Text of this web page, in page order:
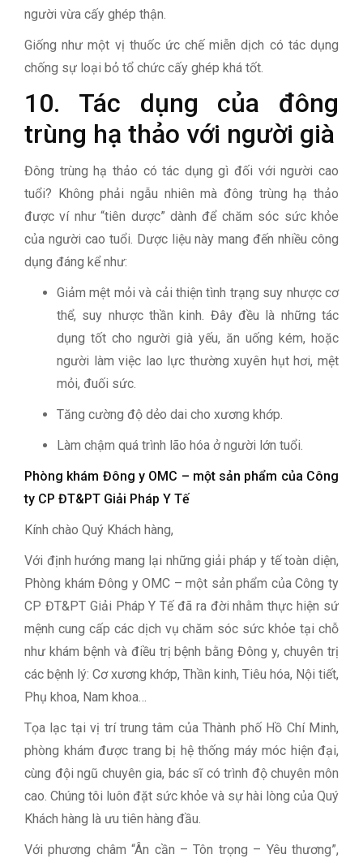
người vừa cấy ghép thận.
Giống như một vị thuốc ức chế miễn dịch có tác dụng
chống sự loại bỏ tổ chức cấy ghép khá tốt.
10. Tác dụng của đông
trùng hạ thảo với người già
Đông trùng hạ thảo có tác dụng gì đối với người cao
tuổi? Không phải ngẫu nhiên mà đông trùng hạ thảo
được ví như “tiên dược” dành để chăm sóc sức khỏe
của người cao tuổi. Dược liệu này mang đến nhiều công
dụng đáng kể như:
Giảm mệt mỏi và cải thiện tình trạng suy nhược cơ
thể, suy nhược thần kinh. Đây đều là những tác
dụng tốt cho người già yếu, ăn uống kém, hoặc
người làm việc lao lực thường xuyên hụt hơi, mệt
mỏi, đuối sức.
Tăng cường độ dẻo dai cho xương khớp.
Làm chậm quá trình lão hóa ở người lớn tuổi.
Phòng khám Đông y OMC – một sản phẩm của Công
ty CP ĐT&PT Giải Pháp Y Tế
Kính chào Quý Khách hàng,
Với định hướng mang lại những giải pháp y tế toàn diện,
Phòng khám Đông y OMC – một sản phẩm của Công ty
CP ĐT&PT Giải Pháp Y Tế đã ra đời nhằm thực hiện sứ
mệnh cung cấp các dịch vụ chăm sóc sức khỏe tại chỗ
như khám bệnh và điều trị bệnh bằng Đông y, chuyên trị
các bệnh lý: Cơ xương khớp, Thần kinh, Tiêu hóa, Nội tiết,
Phụ khoa, Nam khoa…
Tọa lạc tại vị trí trung tâm của Thành phố Hồ Chí Minh,
phòng khám được trang bị hệ thống máy móc hiện đại,
cùng đội ngũ chuyên gia, bác sĩ có trình độ chuyên môn
cao. Chúng tôi luôn đặt sức khỏe và sự hài lòng của Quý
Khách hàng là ưu tiên hàng đầu.
Với phương châm “Ân cần – Tôn trọng – Yêu thương”,